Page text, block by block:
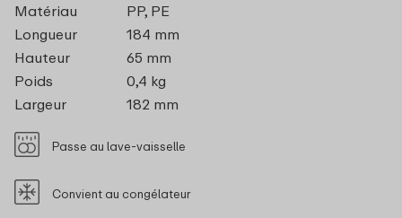
Matériau
PP, PE
Longueur
184 mm
Hauteur
65 mm
Poids
0,4 kg
Largeur
182 mm
Passe au lave-vaisselle
Convient au congélateur